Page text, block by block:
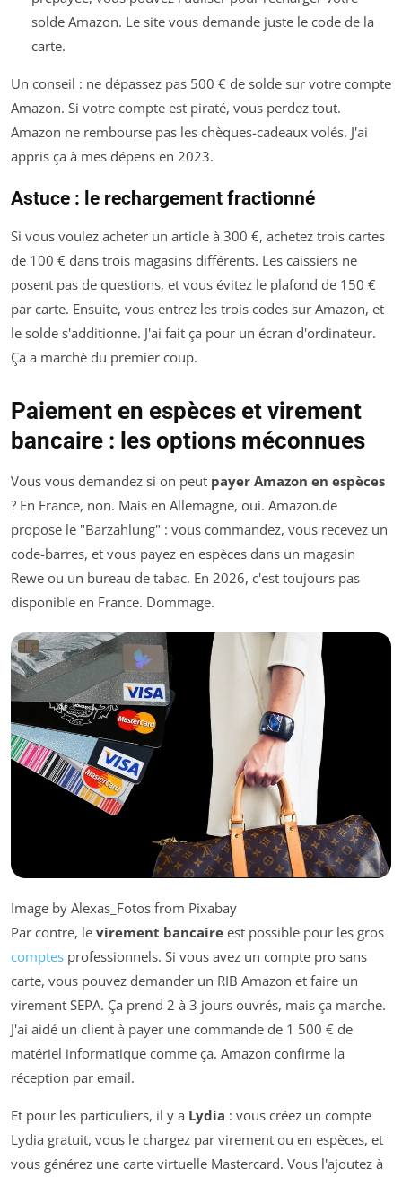
solde Amazon. Le site vous demande juste le code de la
carte.
Un conseil : ne dépassez pas 500 € de solde sur votre compte
Amazon. Si votre compte est piraté, vous perdez tout.
Amazon ne rembourse pas les chèques-cadeaux volés. J'ai
appris ça à mes dépens en 2023.
Astuce : le rechargement fractionné
Si vous voulez acheter un article à 300 €, achetez trois cartes
de 100 € dans trois magasins différents. Les caissiers ne
posent pas de questions, et vous évitez le plafond de 150 €
par carte. Ensuite, vous entrez les trois codes sur Amazon, et
le solde s'additionne. J'ai fait ça pour un écran d'ordinateur.
Ça a marché du premier coup.
Paiement en espèces et virement
bancaire : les options méconnues
Vous vous demandez si on peut payer Amazon en espèces
? En France, non. Mais en Allemagne, oui. Amazon.de
propose le "Barzahlung" : vous commandez, vous recevez un
code-barres, et vous payez en espèces dans un magasin
Rewe ou un bureau de tabac. En 2026, c'est toujours pas
disponible en France. Dommage.
Image by Alexas_Fotos from Pixabay
Par contre, le virement bancaire est possible pour les gros
comptes professionnels. Si vous avez un compte pro sans
carte, vous pouvez demander un RIB Amazon et faire un
virement SEPA. Ça prend 2 à 3 jours ouvrés, mais ça marche.
J'ai aidé un client à payer une commande de 1 500 € de
matériel informatique comme ça. Amazon confirme la
réception par email.
Et pour les particuliers, il y a Lydia : vous créez un compte
Lydia gratuit, vous le chargez par virement ou en espèces, et
vous générez une carte virtuelle Mastercard. Vous l'ajoutez à